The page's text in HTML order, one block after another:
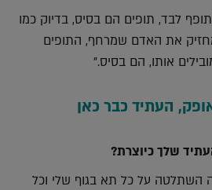
לבד, תופים הם בסיס, בדיוק כמו
את האדם שמרחף, התופים
אותו, הם בסיס."
העתיד כבר כאן
שלך כיוצרת?
השתלטה על כל תא בגוף שלי וכל